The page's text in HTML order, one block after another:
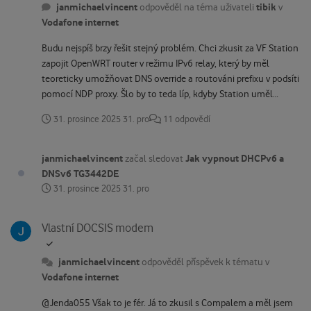
commands here that should be executed once # the system
redirect.nft exit 0 Hlavní bylo zajistit, aby br-lan interface získal
taky globální IPv6 adresu z Vodafone Station, takže je tam Alias
Interface lan6 s DHCPv6 klientem. DNS queries přes IPv6 totiž
chodí z globálních adres klientů a OpenWRT by nevěděl, jak je
že data fyzicky tečou přes zařízení s OpenWRT, takže není
Ještě bylo potřeba zaškrtnout Network -> DHCP and DNS ->
Resolv & Hosts Files -> Ignore resolv file.
janmichaelvincent odpověděl na téma uživatelitibik v
Vodafone internet
Budu nejspíš brzy řešit stejný problém. Chci zkusit za VF Station
zapojit OpenWRT router v režimu IPv6 relay, který by měl
teoreticky umožňovat DNS override a routováni prefixu v podsíti
pomocí NDP proxy. Šlo by to teda líp, kdyby Station uměl
31. prosince 2025 31. pro 11 odpovědí
janmichaelvincentzačal sledovat Jak vypnout DHCPv6 a
DNSv6 TG3442DE
31. prosince 2025 31. pro
Vlastní DOCSIS modem
janmichaelvincent odpověděl příspěvek k tématu v
Vodafone internet
@Jenda055 Však to je fér. Já to zkusil s Compalem a měl jsem